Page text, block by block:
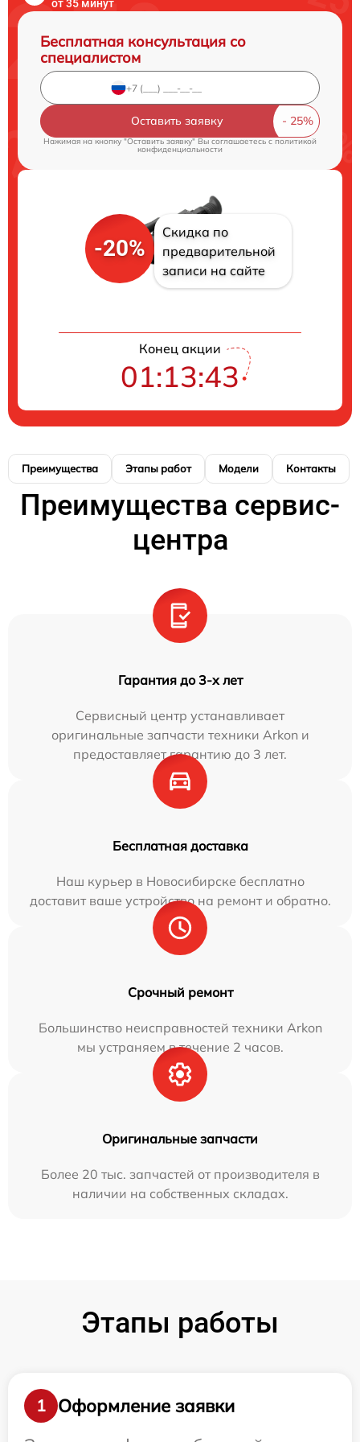
от 35 минут
Бесплатная консультация со
специалистом
Оставить заявку
Нажимая на кнопку "Оставить заявку" Вы соглашаетесь c политикой
конфиденциальности
-20%
Скидка по
предварительной
записи на сайте
Конец акции
01:13:42
Преимущества Этапы работ Модели Контакты
Преимущества сервис-
центра
Гарантия до 3-х лет
Сервисный центр устанавливает
оригинальные запчасти техники Arkon и
предоставляет гарантию до 3 лет.
Бесплатная доставка
Наш курьер в Новосибирске бесплатно
доставит ваше устройство на ремонт и обратно.
Срочный ремонт
Большинство неисправностей техники Arkon
мы устраняем в течение 2 часов.
Оригинальные запчасти
Более 20 тыс. запчастей от производителя в
наличии на собственных складах.
Этапы работы
1
Оформление заявки